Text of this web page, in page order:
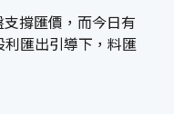
撐匯價，而今日有
匯出引導下，料匯